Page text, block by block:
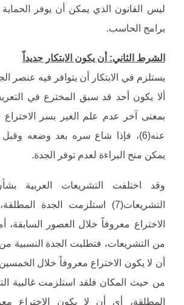
ليس القانون الذي يمكن أن يوفر الحماية
برامج الحاسب.
الشرط الثاني: أن يكون الابتكار جديداً
يستلزم في الابتكار أن يتوافر فيه عنصر
بمعنى آخر عدم علم الغير بسر
عنه(6)، فإذا شاع سره بعد وضعه
يمكن منح البراءة لعدم توفر الجدة.
وقد اختلفت التشريعات العربية
التشريعات(7) استلزمت الجدة
من التشريعات، فتطلبت الجدة النسبية
أن لا يكون الاختراع معروفاً خلال
المطلقة، أي أن لا يكون الاختراع